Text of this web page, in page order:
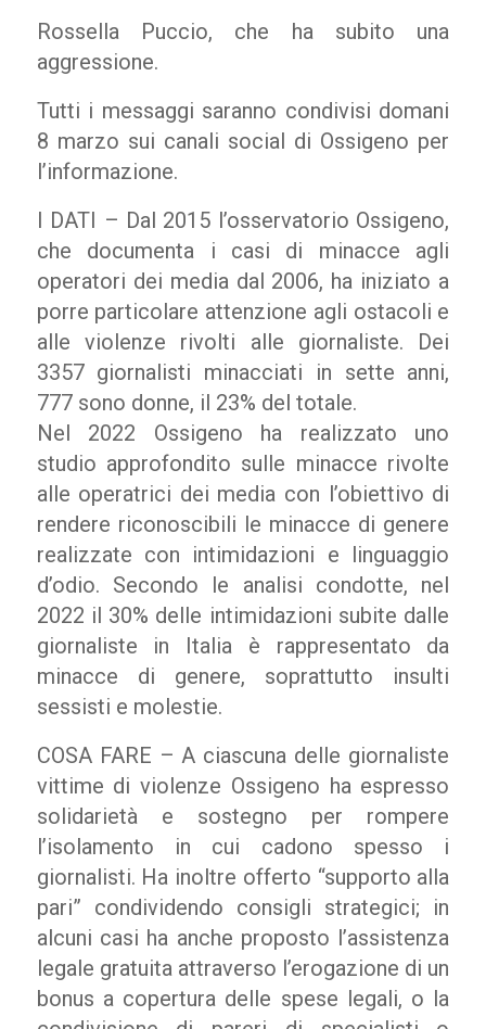
Rossella Puccio, che ha subito una
aggressione.
Tutti i messaggi saranno condivisi domani
8 marzo sui canali social di Ossigeno per
l’informazione.
I DATI – Dal 2015 l’osservatorio Ossigeno,
che documenta i casi di minacce agli
operatori dei media dal 2006, ha iniziato a
porre particolare attenzione agli ostacoli e
alle violenze rivolti alle giornaliste. Dei
3357 giornalisti minacciati in sette anni,
777 sono donne, il 23% del totale.
Nel 2022 Ossigeno ha realizzato uno
studio approfondito sulle minacce rivolte
alle operatrici dei media con l’obiettivo di
rendere riconoscibili le minacce di genere
realizzate con intimidazioni e linguaggio
d’odio. Secondo le analisi condotte, nel
2022 il 30% delle intimidazioni subite dalle
giornaliste in Italia è rappresentato da
minacce di genere, soprattutto insulti
sessisti e molestie.
COSA FARE – A ciascuna delle giornaliste
vittime di violenze Ossigeno ha espresso
solidarietà e sostegno per rompere
l’isolamento in cui cadono spesso i
giornalisti. Ha inoltre offerto “supporto alla
pari” condividendo consigli strategici; in
alcuni casi ha anche proposto l’assistenza
legale gratuita attraverso l’erogazione di un
bonus a copertura delle spese legali, o la